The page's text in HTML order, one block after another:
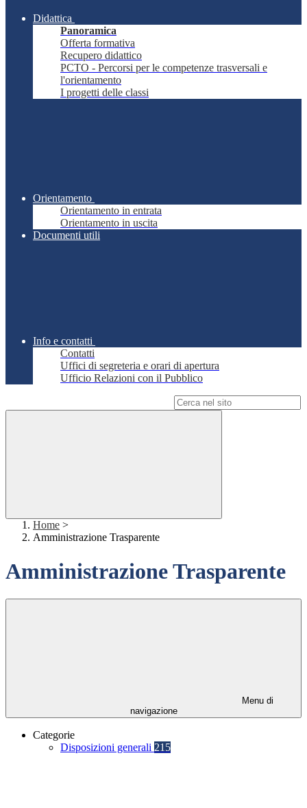
Didattica
Panoramica
Offerta formativa
Recupero didattico
PCTO - Percorsi per le competenze trasversali e
l'orientamento
I progetti delle classi
Orientamento
Orientamento in entrata
Orientamento in uscita
Documenti utili
Info e contatti
Contatti
Uffici di segreteria e orari di apertura
Ufficio Relazioni con il Pubblico
Home >
Amministrazione Trasparente
Amministrazione Trasparente
Menu di
navigazione
Categorie
Disposizioni generali 215